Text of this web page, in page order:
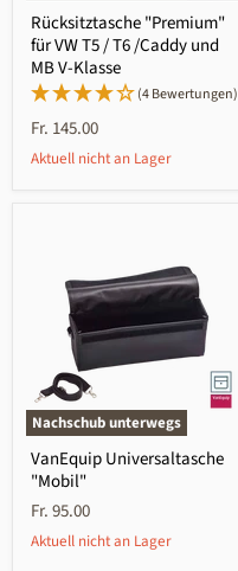
Rücksitztasche "Premium"
für VW T5 / T6 /Caddy und
MB V-Klasse
(4 Bewertungen)
Fr. 145.00
Aktuell nicht an Lager
Nachschub unterwegs
VanEquip Universaltasche
"Mobil"
Fr. 95.00
Aktuell nicht an Lager